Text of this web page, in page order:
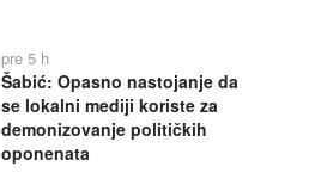
pre 5 h
Šabić: Opasno nastojanje da
se lokalni mediji koriste za
demonizovanje političkih
oponenata